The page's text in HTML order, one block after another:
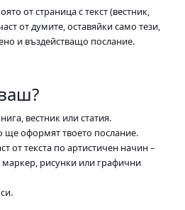
от страница с текст (вестник,
от думите, оставяйки само тези,
и въздействащо послание.
вестник или статия.
ще оформят твоето послание.
от текста по артистичен начин –
рисунки или графични